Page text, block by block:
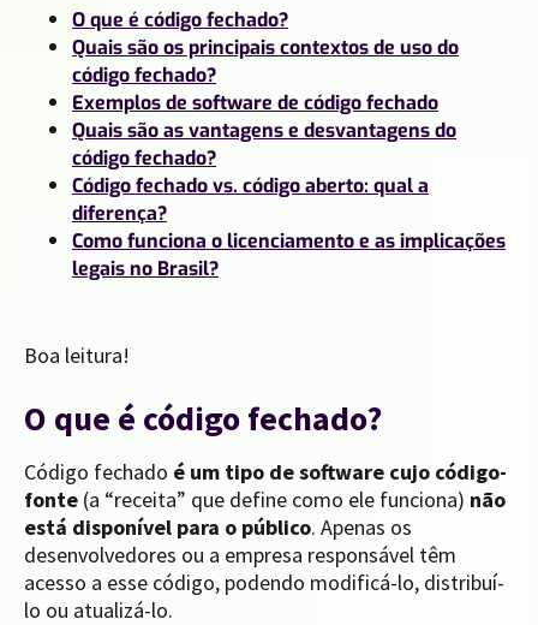
O que é código fechado?
Quais são os principais contextos de uso do
código fechado?
Exemplos de software de código fechado
Quais são as vantagens e desvantagens do
código fechado?
Código fechado vs. código aberto: qual a
diferença?
Como funciona o licenciamento e as implicações
legais no Brasil?
Boa leitura!
O que é código fechado?
Código fechado é um tipo de software cujo código-
fonte (a “receita” que define como ele funciona) não
está disponível para o público. Apenas os
desenvolvedores ou a empresa responsável têm
acesso a esse código, podendo modificá-lo, distribuí-
lo ou atualizá-lo.